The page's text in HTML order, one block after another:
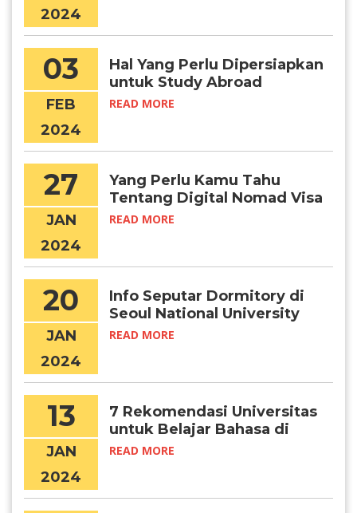
2024
03
FEB
2024
Hal Yang Perlu Dipersiapkan
untuk Study Abroad
READ MORE
27
JAN
2024
Yang Perlu Kamu Tahu
Tentang Digital Nomad Visa
Korea
READ MORE
20
JAN
2024
Info Seputar Dormitory di
Seoul National University
READ MORE
13
JAN
2024
7 Rekomendasi Universitas
untuk Belajar Bahasa di
Korea
READ MORE